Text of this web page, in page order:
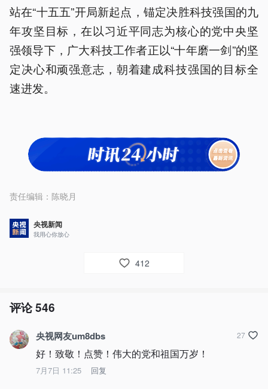
站在“十五五”开局新起点，锚定决胜科技强国的九
年攻坚目标，在以习近平同志为核心的党中央坚
强领导下，广大科技工作者正以“十年磨一剑”的坚
定决心和顽强意志，朝着建成科技强国的目标全
速进发。
责任编辑： 陈晓月
央视新闻
我用心你放心
412
评论546
央视网友um8dbs
好！致敬！点赞！伟大的党和祖国万岁！
7月7日 11:25 回复
27